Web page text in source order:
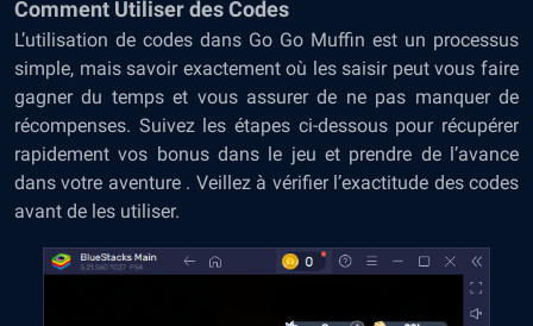
Comment Utiliser des Codes
L’utilisation de codes dans Go Go Muffin est un processus
simple, mais savoir exactement où les saisir peut vous faire
gagner du temps et vous assurer de ne pas manquer de
récompenses. Suivez les étapes ci-dessous pour récupérer
rapidement vos bonus dans le jeu et prendre de l’avance
dans votre aventure . Veillez à vérifier l’exactitude des codes
avant de les utiliser.